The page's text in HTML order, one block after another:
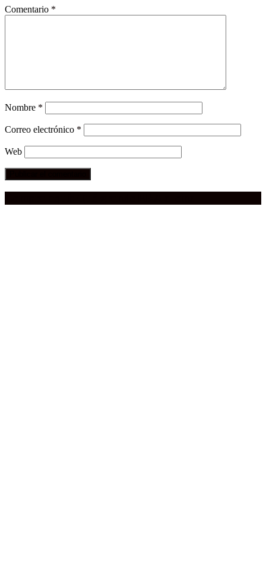
Comentario *
Nombre *
Correo electrónico *
Web